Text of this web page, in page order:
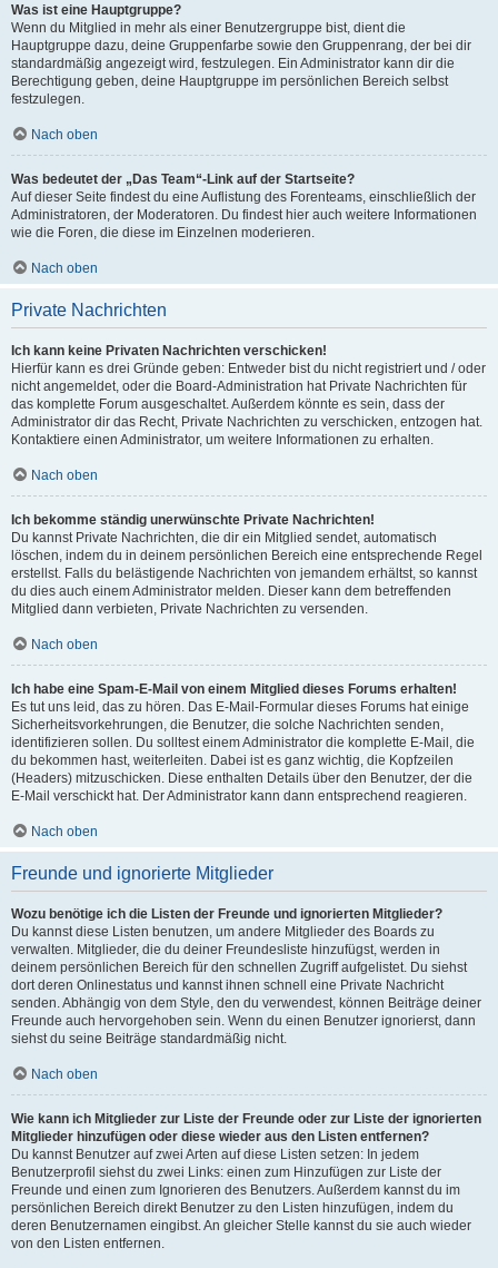
Was ist eine Hauptgruppe?
Wenn du Mitglied in mehr als einer Benutzergruppe bist, dient die
Hauptgruppe dazu, deine Gruppenfarbe sowie den Gruppenrang, der bei dir
standardmäßig angezeigt wird, festzulegen. Ein Administrator kann dir die
Berechtigung geben, deine Hauptgruppe im persönlichen Bereich selbst
festzulegen.
Nach oben
Was bedeutet der „Das Team“-Link auf der Startseite?
Auf dieser Seite findest du eine Auflistung des Forenteams, einschließlich der
Administratoren, der Moderatoren. Du findest hier auch weitere Informationen
wie die Foren, die diese im Einzelnen moderieren.
Nach oben
Private Nachrichten
Ich kann keine Privaten Nachrichten verschicken!
Hierfür kann es drei Gründe geben: Entweder bist du nicht registriert und / oder
nicht angemeldet, oder die Board-Administration hat Private Nachrichten für
das komplette Forum ausgeschaltet. Außerdem könnte es sein, dass der
Administrator dir das Recht, Private Nachrichten zu verschicken, entzogen hat.
Kontaktiere einen Administrator, um weitere Informationen zu erhalten.
Nach oben
Ich bekomme ständig unerwünschte Private Nachrichten!
Du kannst Private Nachrichten, die dir ein Mitglied sendet, automatisch
löschen, indem du in deinem persönlichen Bereich eine entsprechende Regel
erstellst. Falls du belästigende Nachrichten von jemandem erhältst, so kannst
du dies auch einem Administrator melden. Dieser kann dem betreffenden
Mitglied dann verbieten, Private Nachrichten zu versenden.
Nach oben
Ich habe eine Spam-E-Mail von einem Mitglied dieses Forums erhalten!
Es tut uns leid, das zu hören. Das E-Mail-Formular dieses Forums hat einige
Sicherheitsvorkehrungen, die Benutzer, die solche Nachrichten senden,
identifizieren sollen. Du solltest einem Administrator die komplette E-Mail, die
du bekommen hast, weiterleiten. Dabei ist es ganz wichtig, die Kopfzeilen
(Headers) mitzuschicken. Diese enthalten Details über den Benutzer, der die
E-Mail verschickt hat. Der Administrator kann dann entsprechend reagieren.
Nach oben
Freunde und ignorierte Mitglieder
Wozu benötige ich die Listen der Freunde und ignorierten Mitglieder?
Du kannst diese Listen benutzen, um andere Mitglieder des Boards zu
verwalten. Mitglieder, die du deiner Freundesliste hinzufügst, werden in
deinem persönlichen Bereich für den schnellen Zugriff aufgelistet. Du siehst
dort deren Onlinestatus und kannst ihnen schnell eine Private Nachricht
senden. Abhängig von dem Style, den du verwendest, können Beiträge deiner
Freunde auch hervorgehoben sein. Wenn du einen Benutzer ignorierst, dann
siehst du seine Beiträge standardmäßig nicht.
Nach oben
Wie kann ich Mitglieder zur Liste der Freunde oder zur Liste der ignorierten
Mitglieder hinzufügen oder diese wieder aus den Listen entfernen?
Du kannst Benutzer auf zwei Arten auf diese Listen setzen: In jedem
Benutzerprofil siehst du zwei Links: einen zum Hinzufügen zur Liste der
Freunde und einen zum Ignorieren des Benutzers. Außerdem kannst du im
persönlichen Bereich direkt Benutzer zu den Listen hinzufügen, indem du
deren Benutzernamen eingibst. An gleicher Stelle kannst du sie auch wieder
von den Listen entfernen.